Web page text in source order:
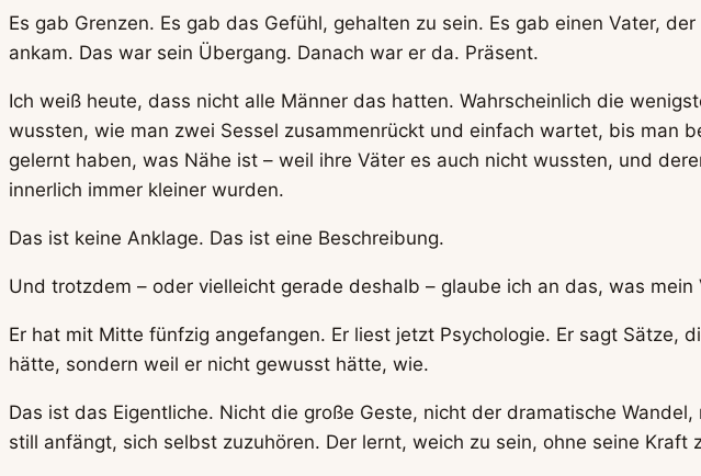
Es gab Grenzen. Es gab das Gefühl, gehalten zu sein. Es gab einen Vater,
ankam. Das war sein Übergang. Danach war er da. Präsent.
Ich weiß heute, dass nicht alle Männer das hatten. Wahrscheinlich die
wussten, wie man zwei Sessel zusammenrückt und einfach wartet, bis man
gelernt haben, was Nähe ist – weil ihre Väter es auch nicht wussten, und
innerlich immer kleiner wurden.
Das ist keine Anklage. Das ist eine Beschreibung.
Und trotzdem – oder vielleicht gerade deshalb – glaube ich an das, was
Er hat mit Mitte fünfzig angefangen. Er liest jetzt Psychologie. Er sagt
hätte, sondern weil er nicht gewusst hätte, wie.
Das ist das Eigentliche. Nicht die große Geste, nicht der dramatische
still anfängt, sich selbst zuzuhören. Der lernt, weich zu sein, ohne seine